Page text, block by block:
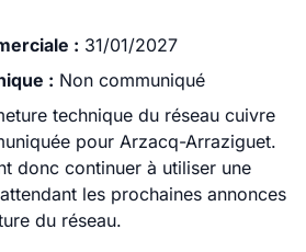
: 31/01/2027
: Non communiqué
technique du réseau cuivre
pour Arzacq-Arraziguet.
donc continuer à utiliser une
les prochaines annonces
du réseau.